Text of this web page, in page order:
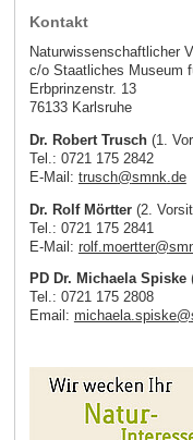
Kontakt
Naturwissenschaftlicher
c/o Staatliches Museum
Erbprinzenstr. 13
76133 Karlsruhe
Dr. Robert Trusch(1.
Tel.: 0721 175 2842
E-Mail: trusch@smnk de
Dr. Rolf Mörtter (2.
Tel.: 0721 175 2841
E-Mail: rolf.moertter@
PD Dr. Michaela Spiske
Tel.: 0721 175 2808
Email: michaela.spiske@